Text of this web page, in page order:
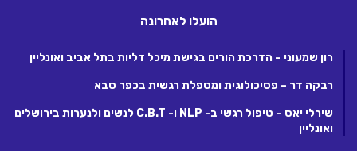
הועלו לאחרונה
רון שמעוני – הדרכת הורים בגישת מיכל דליות בתל אביב ואונליין
רבקה דר – פסיכולוגית ומטפלת רגשית בכפר סבא
שירלי יאס – טיפול רגשי ב- NLP ו- C.B.T לנשים ולנערות בירושלים
ואונליין